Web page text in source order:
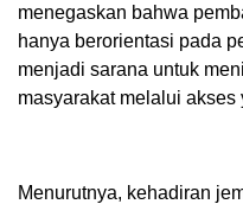
menegaskan bahwa
hanya berorientasi pada
menjadi sarana untuk
masyarakat melalui
Menurutnya, kehadiran